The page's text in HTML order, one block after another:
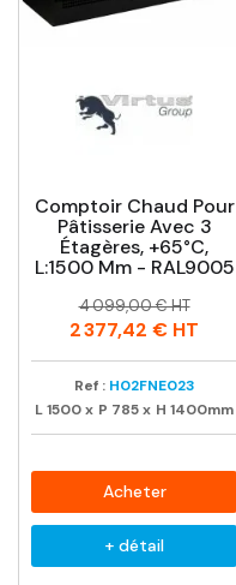
Comptoir Chaud Pour
Pâtisserie Avec 3
Étagères, +65°C,
L:1500 Mm - RAL9005
Prix
Prix
habituel
4 099,00 € HT
2 377,42 € HT
Ref : H02FNE023
L1500x P 785x H 1400mm
Acheter
+ détail